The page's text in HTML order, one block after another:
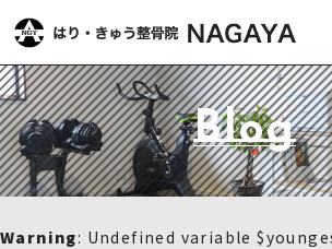
Blog
Warning: Undefined variable